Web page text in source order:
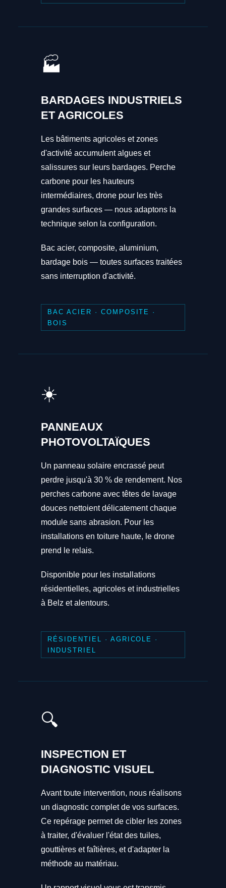
🏭
BARDAGES INDUSTRIELS
ET AGRICOLES
Les bâtiments agricoles et zones
d'activité accumulent algues et
salissures sur leurs bardages. Perche
carbone pour les hauteurs
intermédiaires, drone pour les très
grandes surfaces — nous adaptons la
technique selon la configuration.
Bac acier, composite, aluminium,
bardage bois — toutes surfaces traitées
sans interruption d'activité.
BAC ACIER · COMPOSITE ·
BOIS
☀️
PANNEAUX
PHOTOVOLTAÏQUES
Un panneau solaire encrassé peut
perdre jusqu'à 30 % de rendement. Nos
perches carbone avec têtes de lavage
douces nettoient délicatement chaque
module sans abrasion. Pour les
installations en toiture haute, le drone
prend le relais.
Disponible pour les installations
résidentielles, agricoles et industrielles
à Belz et alentours.
RÉSIDENTIEL · AGRICOLE ·
INDUSTRIEL
🔍
INSPECTION ET
DIAGNOSTIC VISUEL
Avant toute intervention, nous réalisons
un diagnostic complet de vos surfaces.
Ce repérage permet de cibler les zones
à traiter, d'évaluer l'état des tuiles,
gouttières et faîtières, et d'adapter la
méthode au matériau.